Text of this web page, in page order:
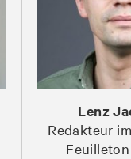
Lenz
Redakteur